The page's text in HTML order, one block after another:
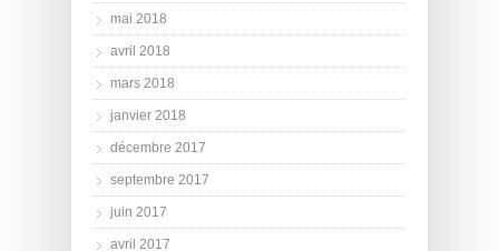
mai 2018
avril 2018
mars 2018
janvier 2018
décembre 2017
septembre 2017
juin 2017
avril 2017